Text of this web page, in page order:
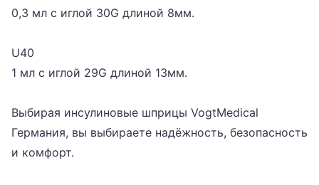
0,3 мл с иглой 30G длиной 8мм.
U40
1 мл с иглой 29G длиной 13мм.
Выбирая инсулиновые шприцы VogtMedical
Германия, вы выбираете надёжность, безопасность
и комфорт.